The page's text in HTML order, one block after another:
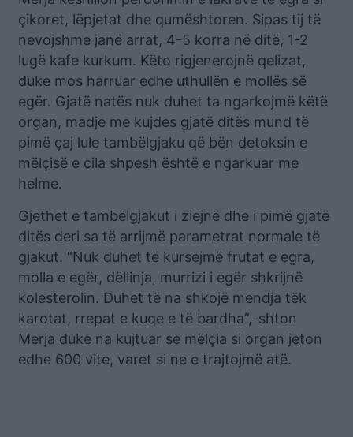
çikoret, lëpjetat dhe qumështoren. Sipas tij të
nevojshme janë arrat, 4-5 korra në ditë, 1-2
lugë kafe kurkum. Këto rigjenerojnë qelizat,
duke mos harruar edhe uthullën e mollës së
egër. Gjatë natës nuk duhet ta ngarkojmë këtë
organ, madje me kujdes gjatë ditës mund të
pimë çaj lule tambëlgjaku që bën detoksin e
mëlçisë e cila shpesh është e ngarkuar me
helme.
Gjethet e tambëlgjakut i ziejnë dhe i pimë gjatë
ditës deri sa të arrijmë parametrat normale të
gjakut. “Nuk duhet të kursejmë frutat e egra,
molla e egër, dëllinja, murrizi i egër shkrijnë
kolesterolin. Duhet të na shkojë mendja tëk
karotat, rrepat e kuqe e të bardha”,-shton
Merja duke na kujtuar se mëlçia si organ jeton
edhe 600 vite, varet si ne e trajtojmë atë.